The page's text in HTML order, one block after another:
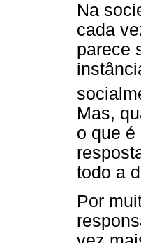
Na
cada
parece
Mas,
o que
todo a
Por